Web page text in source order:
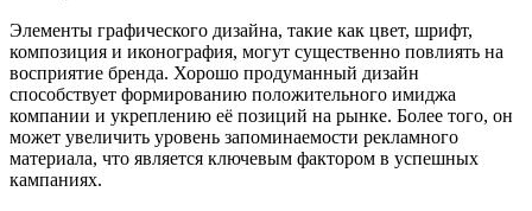
Элементы графического дизайна, такие как цвет, шрифт,
композиция и иконография, могут существенно повлиять на
восприятие бренда. Хорошо продуманный дизайн
способствует формированию положительного имиджа
компании и укреплению её позиций на рынке. Более того, он
может увеличить уровень запоминаемости рекламного
материала, что является ключевым фактором в успешных
кампаниях.